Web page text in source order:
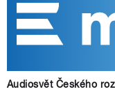
Audiosvět Českého